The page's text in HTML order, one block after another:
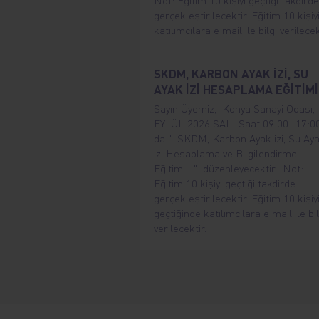
gerçekleştirilecektir. Eğitim 10
katılımcılara e mail ile bilgi
SKDM, KARBON AYAK İZİ, SU
AYAK İZİ HESAPLAMA EĞİTİMİ
Sayın Üyemiz, Konya Sanayi Odası,
EYLÜL 2026 SALI Saat 09:00-
da " SKDM, Karbon Ayak izi, Su
izi Hesaplama ve Bilgilendirme
Eğitimi " düzenleyecektir. Not:
Eğitim 10 kişiyi geçtiği takdirde
gerçekleştirilecektir. Eğitim 10 kişiyi
geçtiğinde katılımcılara e mail ile
verilecektir.